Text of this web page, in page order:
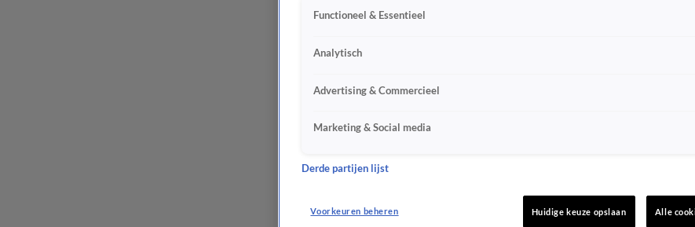
Functioneel & Essentieel
Analytisch
Advertising & Commercieel
Marketing & Social media
Derde partijen lijst
Voorkeuren beheren Huidige keuze opslaan Alle